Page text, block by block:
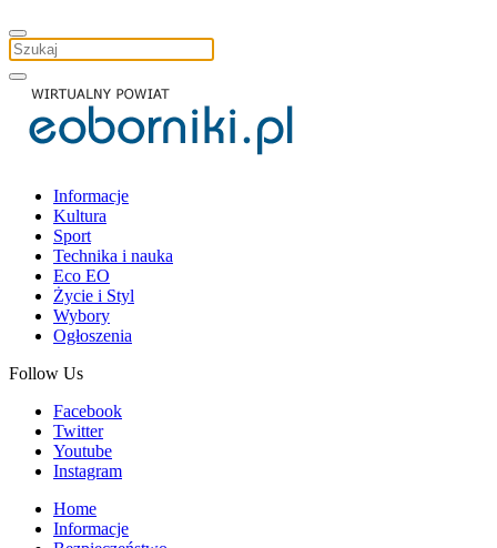
Informacje
Kultura
Sport
Technika i nauka
Eco EO
Życie i Styl
Wybory
Ogłoszenia
Follow Us
Facebook
Twitter
Youtube
Instagram
Home
Informacje